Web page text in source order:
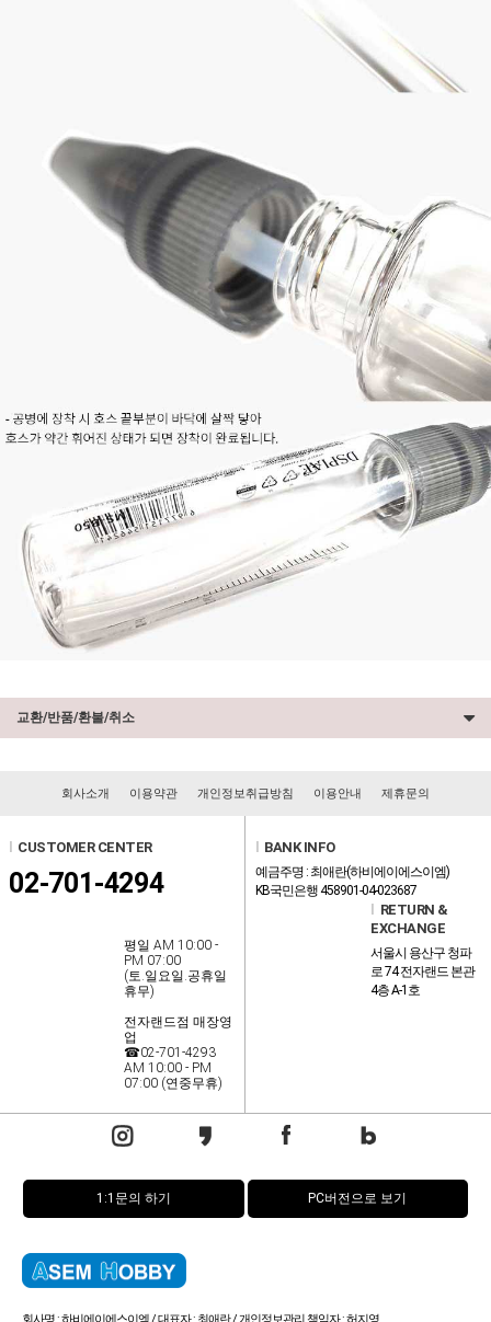
교환/반품/환불/취소
회사소개 이용약관 개인정보취급방침 이용안내 제휴문의
CUSTOMER CENTER
02-701-4294
평일 AM 10:00 -
PM 07:00
(토.일요일.공휴일
휴무)
전자랜드점 매장영
업
☎02-701-4293
AM 10:00 - PM
07:00 (연중무휴)
BANK INFO
예금주명 : 최애란(하비에이에스이엠)
KB국민은행 458901-04-023687
RETURN &
EXCHANGE
서울시 용산구 청파
로 74 전자랜드 본관
4층 A-1호
1:1문의 하기 PC버전으로 보기